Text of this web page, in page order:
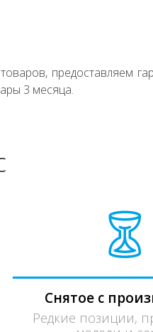
предоставляем
3 месяца.
Снятое с
Редкие позиции,